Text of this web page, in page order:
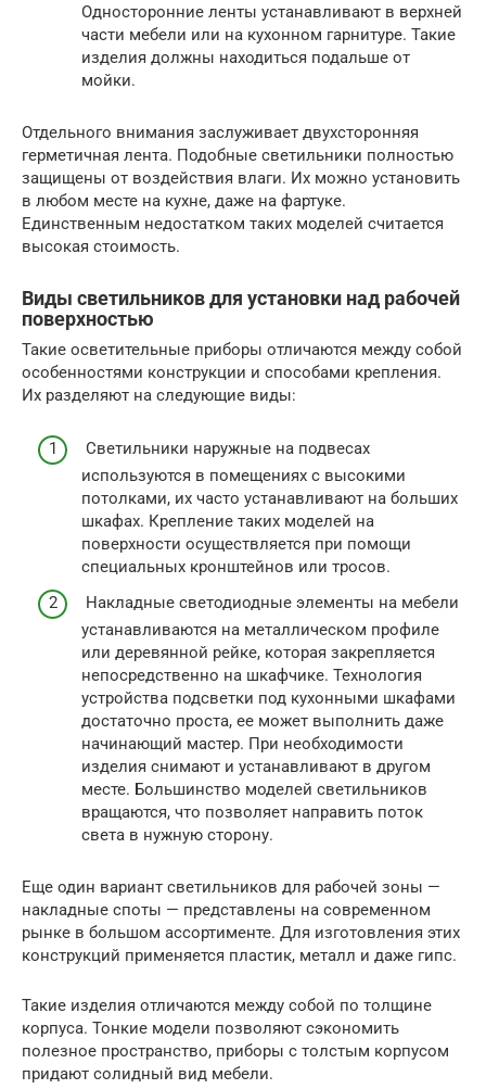
Односторонние ленты устанавливают в верхней
части мебели или на кухонном гарнитуре. Такие
изделия должны находиться подальше от
мойки.
Отдельного внимания заслуживает двухсторонняя
герметичная лента. Подобные светильники полностью
защищены от воздействия влаги. Их можно установить
в любом месте на кухне, даже на фартуке.
Единственным недостатком таких моделей считается
высокая стоимость.
Виды светильников для установки над рабочей
поверхностью
Такие осветительные приборы отличаются между собой
особенностями конструкции и способами крепления.
Их разделяют на следующие виды:
Светильники наружные на подвесах
используются в помещениях с высокими
потолками, их часто устанавливают на больших
шкафах. Крепление таких моделей на
поверхности осуществляется при помощи
специальных кронштейнов или тросов.
Накладные светодиодные элементы на мебели
устанавливаются на металлическом профиле
или деревянной рейке, которая закрепляется
непосредственно на шкафчике. Технология
устройства подсветки под кухонными шкафами
достаточно проста, ее может выполнить даже
начинающий мастер. При необходимости
изделия снимают и устанавливают в другом
месте. Большинство моделей светильников
вращаются, что позволяет направить поток
света в нужную сторону.
Еще один вариант светильников для рабочей зоны —
накладные споты — представлены на современном
рынке в большом ассортименте. Для изготовления этих
конструкций применяется пластик, металл и даже гипс.
Такие изделия отличаются между собой по толщине
корпуса. Тонкие модели позволяют сэкономить
полезное пространство, приборы с толстым корпусом
придают солидный вид мебели.